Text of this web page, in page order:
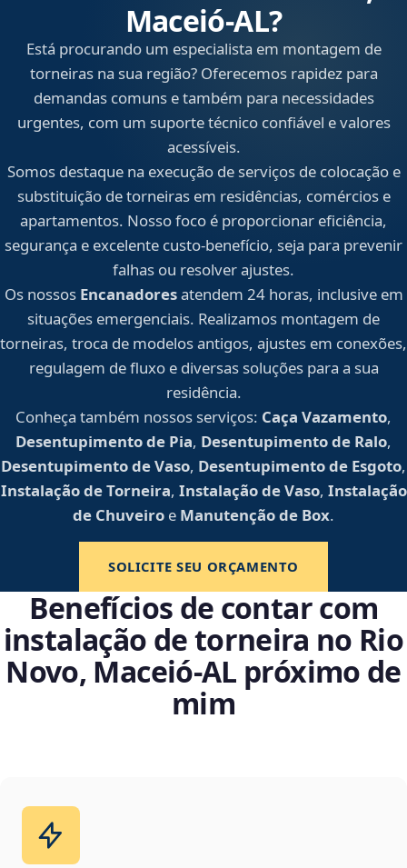
Maceió‑AL?
Está procurando um especialista em montagem de
torneiras na sua região? Oferecemos rapidez para
demandas comuns e também para necessidades
urgentes, com um suporte técnico confiável e valores
acessíveis.
Somos destaque na execução de serviços de colocação e
substituição de torneiras em residências, comércios e
apartamentos. Nosso foco é proporcionar eficiência,
segurança e excelente custo-benefício, seja para prevenir
falhas ou resolver ajustes.
Os nossos Encanadoresatendem 24 horas, inclusive em
situações emergenciais. Realizamos montagem de
torneiras, troca de modelos antigos, ajustes em conexões,
regulagem de fluxo e diversas soluções para a sua
residência.
Conheça também nossos serviços: Caça Vazamento,
Desentupimento de Pia, Desentupimento de Ralo,
Desentupimento de Vaso, Desentupimento de Esgoto,
Instalação de Torneira, Instalação de Vaso, Instalação
de Chuveiro e Manutenção de Box.
SOLICITE SEU ORÇAMENTO
Benefícios de contar com
instalação de torneira no Rio
Novo, Maceió‑AL próximo de
mim